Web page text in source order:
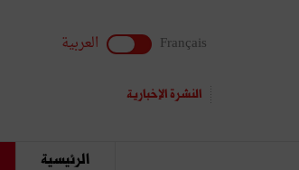
Français العربية
النشرة الإخبارية
الرئيسية